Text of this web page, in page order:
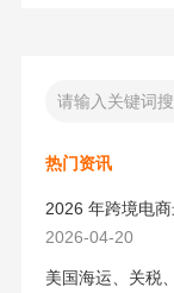
热门资讯
2026-04-20